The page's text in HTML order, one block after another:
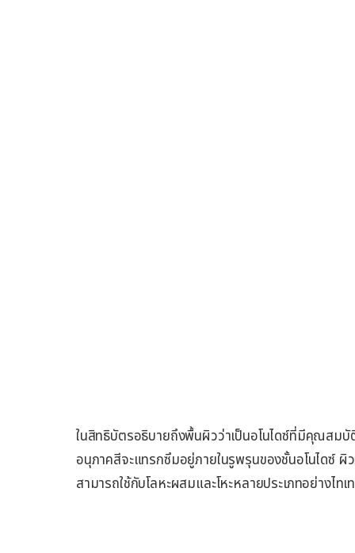
ในสิทธิบัตรอธิบายถึงพื้นผิวว่าเป็นอโนไดซ์ที่มีคุณสม
อนุภาคสีจะแทรกซึมอยู่ภายในรูพรุนของชั้นอโนไดซ์ ผิ
สามารถใช้กับโลหะผสมและโหะหลายประเภทอย่างไท